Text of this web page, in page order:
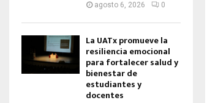
agosto 6, 2026 0
La UATx promueve la
resiliencia emocional
para fortalecer salud y
bienestar de
estudiantes y
docentes